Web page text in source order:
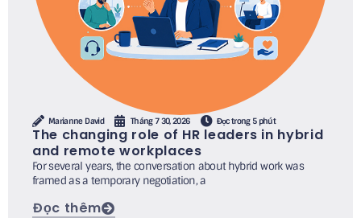
Marianne David Tháng 7 30, 2026 Đọc trong 5 phút
The changing role of HR leaders in hybrid
and remote workplaces
For several years, the conversation about hybrid work was
framed as a temporary negotiation, a
Đọc thêm